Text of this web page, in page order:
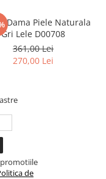
Dama Piele Naturala
Gri Lele D00708
361,00 Lei
270,00 Lei
de